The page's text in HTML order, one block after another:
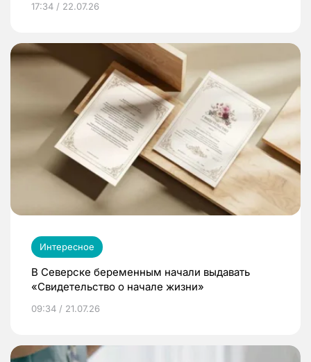
17:34 / 22.07.26
Интересное
В Северске беременным начали выдавать
«Свидетельство о начале жизни»
09:34 / 21.07.26